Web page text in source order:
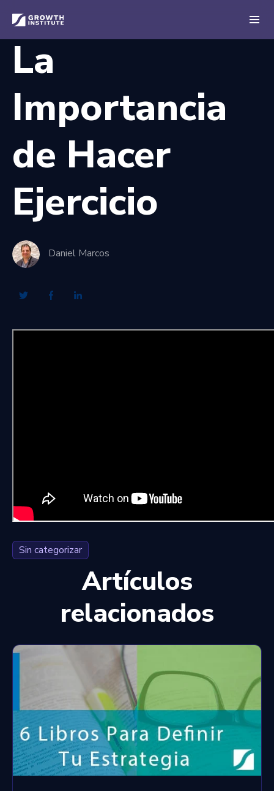
La
Importancia
de Hacer
Ejercicio
Daniel Marcos
Sin categorizar
Artículos
relacionados